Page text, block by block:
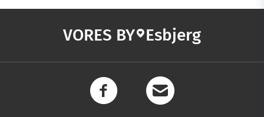
VORES BY Esbjerg